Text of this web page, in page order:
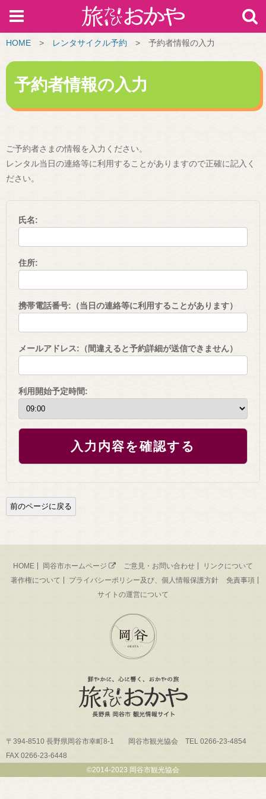
HOME > レンタサイクル予約 > 予約者情報の入力
予約者情報の入力
ご予約者さまの情報を入力ください。
レンタル当日の連絡等に利用することがありますので正確に記入く
ださい。
氏名:
住所:
携帯電話番号:（当日の連絡等に利用することがあります）
メールアドレス:（間違えると予約詳細が送信できません）
利用開始予定時間:
入力内容を確認する
前のページに戻る
HOME 岡谷市ホームページ ご意見・お問い合わせ
リンクについて
著作権について
プライバシーポリシー及び、個人情報保護方針
免責事項
サイトの運営について
〒394-8510 長野県岡谷市幸町8-1 岡谷市観光協会 TEL 0266-23-4854
FAX 0266-23-6448
©2014-2023 岡谷市観光協会